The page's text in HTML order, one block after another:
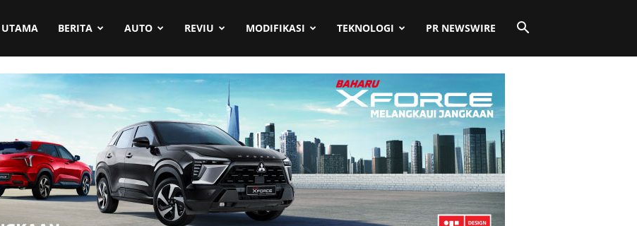
UTAMA BERITA AUTO REVIU MODIFIKASI TEKNOLOGI PR NEWSWIRE